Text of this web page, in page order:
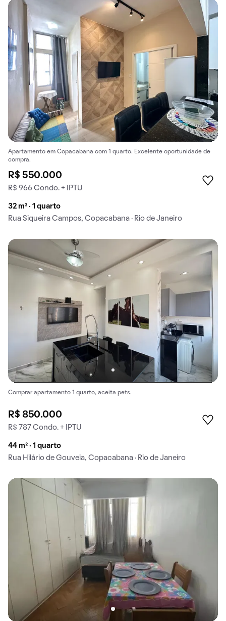
Apartamento em Copacabana com 1 quarto. Excelente oportunidade de
compra.
R$ 550.000
R$ 966 Condo. + IPTU
32 m² · 1 quarto
Rua Siqueira Campos, Copacabana · Rio de Janeiro
Comprar apartamento 1 quarto, aceita pets.
R$ 850.000
R$ 787 Condo. + IPTU
44 m² · 1 quarto
Rua Hilário de Gouveia, Copacabana · Rio de Janeiro